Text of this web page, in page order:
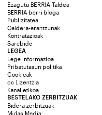
Ezagutu BERRIA Taldea
BERRIA berri bloga
Publizitatea
Galdera-erantzunak
Kontratazioak
Sarebide
LEGEA
Lege informazioa
Pribatutasun politika
Cookieak
cc Lizentzia
Kanal etikoa
BESTELAKO ZERBITZUAK
Bidera zerbitzuak
Midas Media